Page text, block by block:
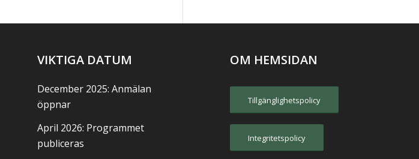
VIKTIGA DATUM
December 2025: Anmälan
öppnar
April 2026: Programmet
publiceras
OM HEMSIDAN
Tillgänglighetspolicy
Integritetspolicy